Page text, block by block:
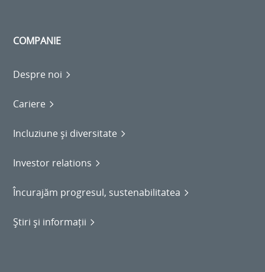
COMPANIE
Despre noi
Cariere
Incluziune și diversitate
Investor relations
Încurajăm progresul, sustenabilitatea
Știri și informații